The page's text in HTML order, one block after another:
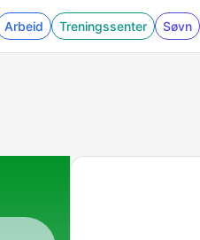
Arbeid Treningssenter Søvn